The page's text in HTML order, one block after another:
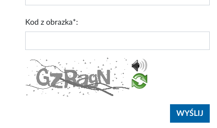
Kod z obrazka*: